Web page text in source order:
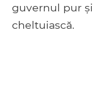
guvernul pur
cheltuiască.